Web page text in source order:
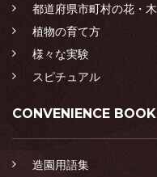
都道府県市町村の花・木
植物の育て方
様々な実験
スピチュアル
CONVENIENCE BOOK
造園用語集